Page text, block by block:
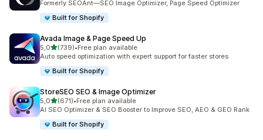
Formerly SEOAnt—SEO Image Optimizer, Page Speed Optimizer
Built for Shopify
Avada Image & Page Speed Up
5,05 yıldız üzerinden
(739)
toplam 739 değerlendirme
•Free plan available
Auto speed optimization with expert support for faster stores
Built for Shopify
StoreSEO SEO & Image Optimizer
5,05 yıldız üzerinden
(671)
toplam 671 değerlendirme
•Free plan available
AI SEO Optimizer & SEO Booster to Improve SEO, AEO & GEO Rank
Built for Shopify